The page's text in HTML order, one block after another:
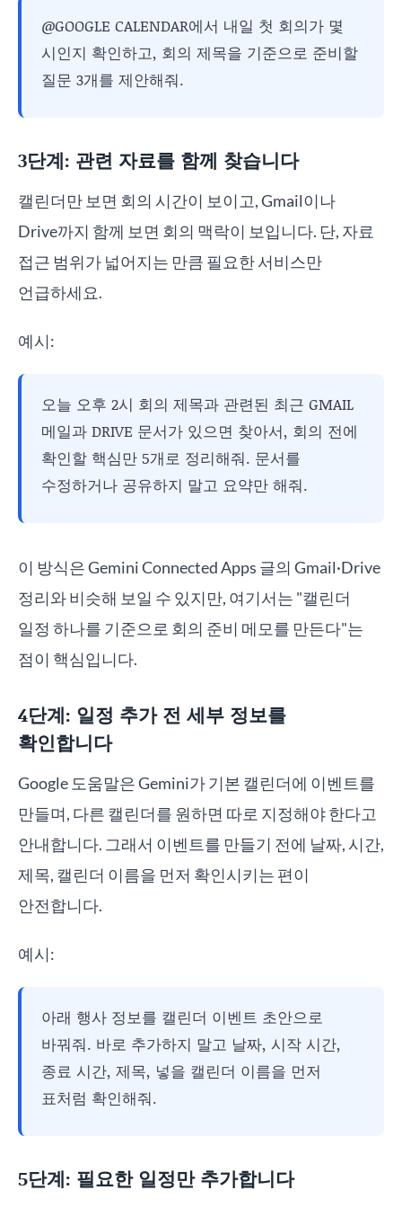
@GOOGLE CALENDAR에서 내일 첫 회의가 몇
시인지 확인하고, 회의 제목을 기준으로 준비할
질문 3개를 제안해줘.
3단계: 관련 자료를 함께 찾습니다
캘린더만 보면 회의 시간이 보이고, Gmail이나
Drive까지 함께 보면 회의 맥락이 보입니다. 단, 자료
접근 범위가 넓어지는 만큼 필요한 서비스만
언급하세요.
예시:
오늘 오후 2시 회의 제목과 관련된 최근 GMAIL
메일과 DRIVE 문서가 있으면 찾아서, 회의 전에
확인할 핵심만 5개로 정리해줘. 문서를
수정하거나 공유하지 말고 요약만 해줘.
이 방식은 Gemini Connected Apps 글의 Gmail·Drive
정리와 비슷해 보일 수 있지만, 여기서는 "캘린더
일정 하나를 기준으로 회의 준비 메모를 만든다"는
점이 핵심입니다.
4단계: 일정 추가 전 세부 정보를
확인합니다
Google 도움말은 Gemini가 기본 캘린더에 이벤트를
만들며, 다른 캘린더를 원하면 따로 지정해야 한다고
안내합니다. 그래서 이벤트를 만들기 전에 날짜, 시간,
제목, 캘린더 이름을 먼저 확인시키는 편이
안전합니다.
예시:
아래 행사 정보를 캘린더 이벤트 초안으로
바꿔줘. 바로 추가하지 말고 날짜, 시작 시간,
종료 시간, 제목, 넣을 캘린더 이름을 먼저
표처럼 확인해줘.
5단계: 필요한 일정만 추가합니다